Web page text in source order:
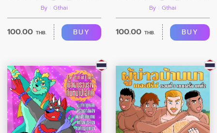
By : Gthai
100.00 THB. BUY
By : Gthai
100.00 THB. BUY